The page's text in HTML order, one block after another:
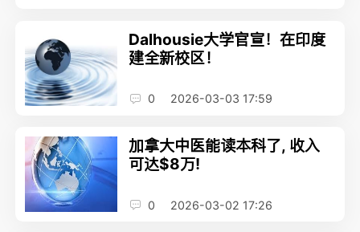
Dalhousie大学官宣！在印度
建全新校区！
0 2026-03-03 17:59
加拿大中医能读本科了, 收入
可达$8万!
0 2026-03-02 17:26